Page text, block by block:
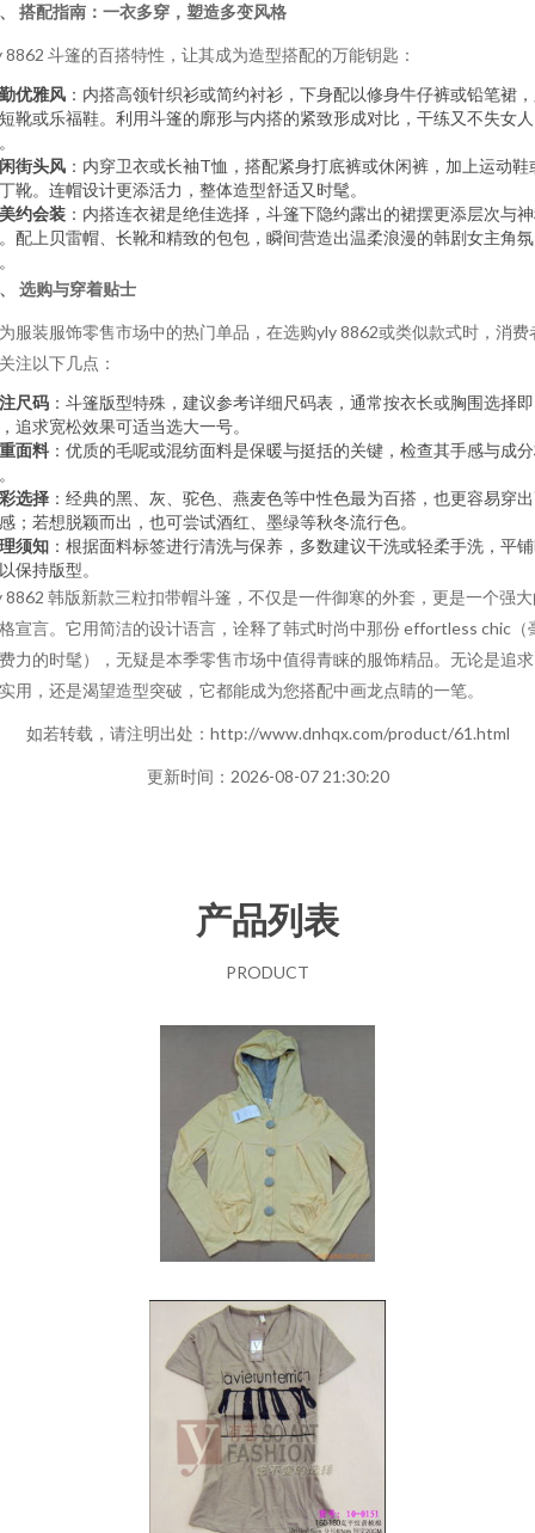
搭配指南：一衣多穿，塑造多变风格
8862 斗篷的百搭特性，让其成为造型搭配的万能钥匙：
优雅风 ：内搭高领针织衫或简约衬衫，下身配以修身牛仔裤或铅笔裙
靴或乐福鞋。利用斗篷的廓形与内搭的紧致形成对比，干练又不失女人
街头风 ：内穿卫衣或长袖T恤，搭配紧身打底裤或休闲裤，加上运动鞋
靴。连帽设计更添活力，整体造型舒适又时髦。
约会装 ：内搭连衣裙是绝佳选择，斗篷下隐约露出的裙摆更添层次与
配上贝雷帽、长靴和精致的包包，瞬间营造出温柔浪漫的韩剧女主角氛
选购与穿着贴士
服装服饰零售市场中的热门单品，在选购yly 8862或类似款式时，消费
注以下几点：
尺码 ：斗篷版型特殊，建议参考详细尺码表，通常按衣长或胸围选择即
追求宽松效果可适当选大一号。
面料 ：优质的毛呢或混纺面料是保暖与挺括的关键，检查其手感与成
选择 ：经典的黑、灰、驼色、燕麦色等中性色最为百搭，也更容易穿
；若想脱颖而出，也可尝试酒红、墨绿等秋冬流行色。
须知 ：根据面料标签进行清洗与保养，多数建议干洗或轻柔手洗，平
保持版型。
8862 韩版新款三粒扣带帽斗篷，不仅是一件御寒的外套，更是一个强
宣言。它用简洁的设计语言，诠释了韩式时尚中那份 effortless chic（
力的时髦），无疑是本季零售市场中值得青睐的服饰精品。无论是追
用，还是渴望造型突破，它都能成为您搭配中画龙点睛的一笔。
如若转载，请注明出处：http://www.dnhqx.com/product/61.html
更新时间：2026-08-07 21:30:20
产品列表
PRODUCT